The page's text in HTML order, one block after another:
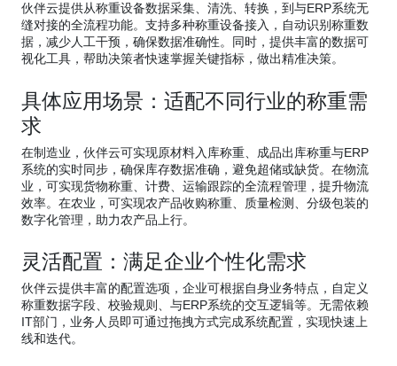
伙伴云提供从称重设备数据采集、清洗、转换，到与ERP系统无
缝对接的全流程功能。支持多种称重设备接入，自动识别称重数
据，减少人工干预，确保数据准确性。同时，提供丰富的数据可
视化工具，帮助决策者快速掌握关键指标，做出精准决策。
具体应用场景：适配不同行业的称重需
求
在制造业，伙伴云可实现原材料入库称重、成品出库称重与ERP
系统的实时同步，确保库存数据准确，避免超储或缺货。在物流
业，可实现货物称重、计费、运输跟踪的全流程管理，提升物流
效率。在农业，可实现农产品收购称重、质量检测、分级包装的
数字化管理，助力农产品上行。
灵活配置：满足企业个性化需求
伙伴云提供丰富的配置选项，企业可根据自身业务特点，自定义
称重数据字段、校验规则、与ERP系统的交互逻辑等。无需依赖
IT部门，业务人员即可通过拖拽方式完成系统配置，实现快速上
线和迭代。